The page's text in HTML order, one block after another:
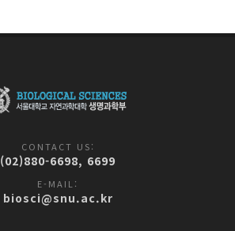
CONTACT US:
(02)880-6698, 6699
E-MAIL:
biosci@snu.ac.kr